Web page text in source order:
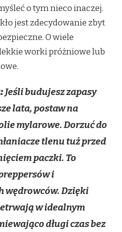
o tym nieco inaczej.
jest zdecydowanie zbyt
O wiele
worki próżniowe lub
Jeśli budujesz zapasy
lata, postaw na
mylarowe. Dorzuć do
tlenu tuż przed
paczki. To
i
wędrowców. Dzięki
w idealnym
długi czas bez